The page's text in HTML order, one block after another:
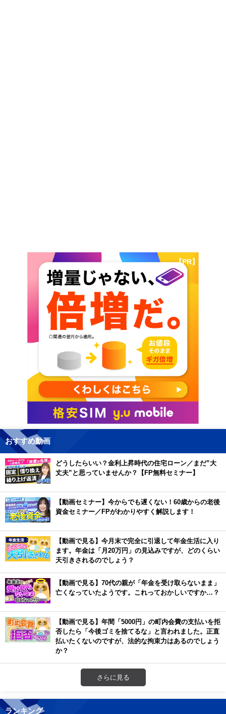
【PR】
おすすめ動画
どうしたらいい？金利上昇時代の住宅ローン／まだ”大
丈夫”と思っていませんか？【FP無料セミナー】
【動画セミナー】今からでも遅くない！60歳からの老後
資金セミナー／FPがわかりやすく解説します！
【動画で見る】今月末で完全に引退して年金生活に入り
ます。年金は「月20万円」の見込みですが、どのくらい
天引きされるのでしょう？
【動画で見る】70代の親が「年金を受け取らないまま」
亡くなっていたようです。これっておかしいですか…？
【動画で見る】年間「5000円」の町内会費の支払いを拒
否したら「今後ゴミを捨てるな」と言われました。正直
払いたくないのですが、法的な拘束力はあるのでしょう
か？
さらに見る
ランキング